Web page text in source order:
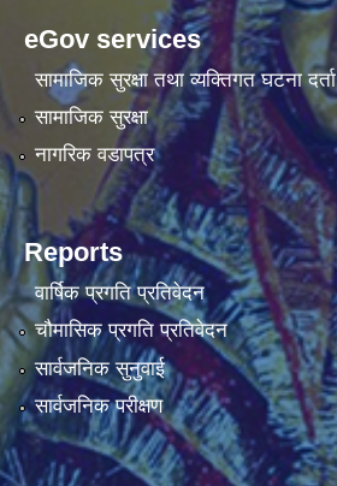
eGov services
सामाजिक सुरक्षा तथा व्यक्तिगत घटना दर्ता
सामाजिक सुरक्षा
नागरिक वडापत्र
Reports
वार्षिक प्रगति प्रतिवेदन
चौमासिक प्रगति प्रतिवेदन
सार्वजनिक सुनुवाई
सार्वजनिक परीक्षण